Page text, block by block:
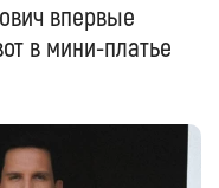
впервые
в мини-платье